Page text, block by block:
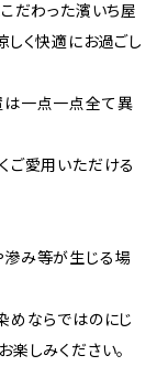
だわった濱いち屋
しく快適にお過ごし
は一点一点全て異
ご愛用いただける
み等が生じる場
めならではのにじ
しみください。